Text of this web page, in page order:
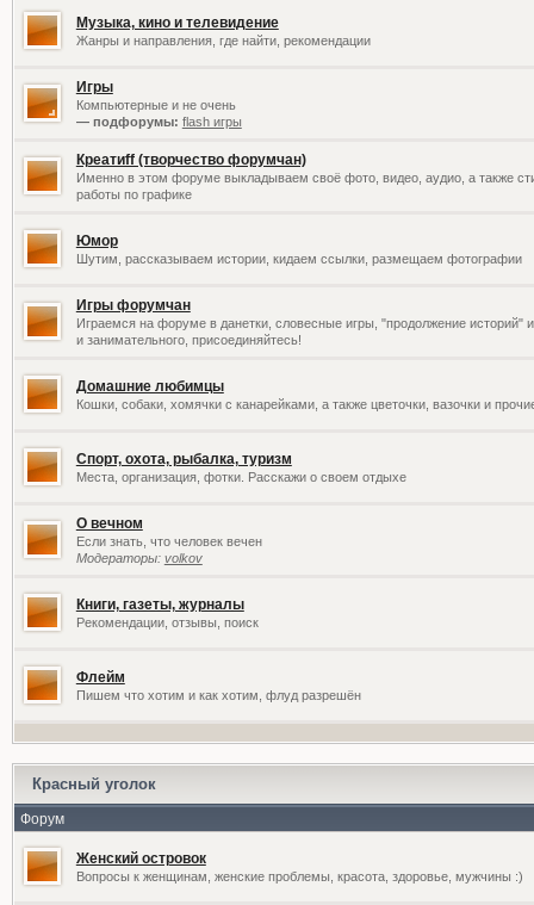
Музыка, кино и телевидение
Жанры и направления, где найти, рекомендации
Игры
Компьютерные и не очень
— подфорумы: flash игры
Креатиff (творчество форумчан)
Именно в этом форуме выкладываем своё фото, видео, аудио, а также
работы по графике
Юмор
Шутим, рассказываем истории, кидаем ссылки, размещаем фотографии
Игры форумчан
Играемся на форуме в данетки, словесные игры, "продолжение историй"
и занимательного, присоединяйтесь!
Домашние любимцы
Кошки, собаки, хомячки с канарейками, а также цветочки, вазочки и
Спорт, охота, рыбалка, туризм
Места, организация, фотки. Расскажи о своем отдыхе
О вечном
Если знать, что человек вечен
Модераторы: volkov
Книги, газеты, журналы
Рекомендации, отзывы, поиск
Флейм
Пишем что хотим и как хотим, флуд разрешён
Красный уголок
Форум
Женский островок
Вопросы к женщинам, женские проблемы, красота, здоровье, мужчины :)